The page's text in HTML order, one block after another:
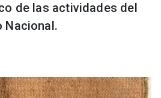
de las actividades del
Nacional.